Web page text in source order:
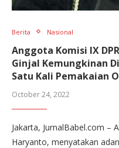
Berita Nasional
Anggota Komisi IX
Ginjal Kemungkinan
Satu Kali Pemakaian
October 24, 2022
Jakarta, JurnalBabel.com –
Haryanto, menyatakan